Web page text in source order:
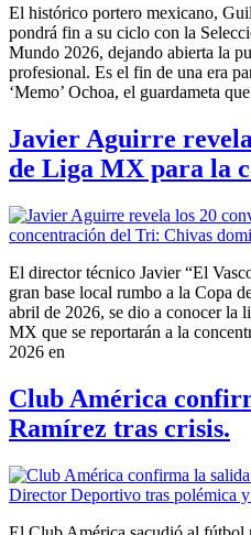
El histórico portero mexicano,
pondrá fin a su ciclo con la
Mundo 2026, dejando abierta la
profesional. Es el fin de una era
‘Memo’ Ochoa, el guardameta
Javier Aguirre
de Liga MX para la
El director técnico Javier “El
gran base local rumbo a la Copa
abril de 2026, se dio a conocer la
MX que se reportarán a la
2026 en
Club América
Ramírez tras crisis.